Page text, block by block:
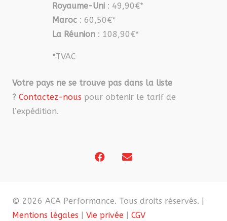
Royaume-Uni : 49,90€*
Maroc : 60,50€*
La Réunion : 108,90€*
*TVAC
Votre pays ne se trouve pas dans la liste
? Contactez-nous pour obtenir le tarif de
l’expédition.
© 2026 ACA Performance. Tous droits réservés. |
Mentions légales | Vie privée | CGV